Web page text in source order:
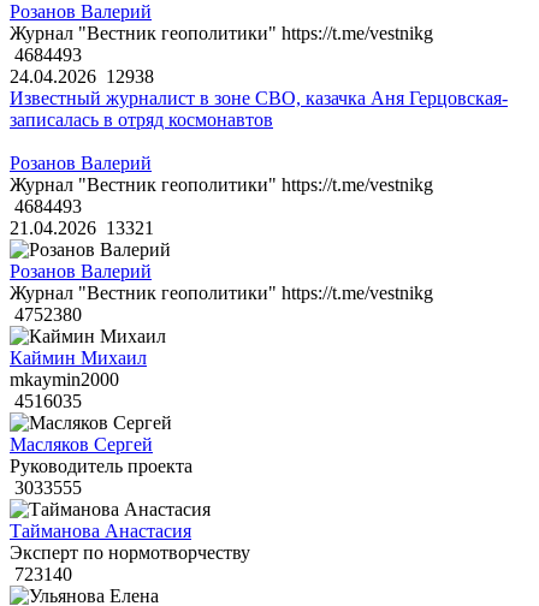
Розанов Валерий
Журнал "Вестник геополитики" https://t.me/vestnikg
4684493
24.04.2026 12938
Известный журналист в зоне СВО, казачка Аня Герцовская-
записалась в отряд космонавтов
Розанов Валерий
Журнал "Вестник геополитики" https://t.me/vestnikg
4684493
21.04.2026 13321
Розанов Валерий
Журнал "Вестник геополитики" https://t.me/vestnikg
4752380
Каймин Михаил
mkaymin2000
4516035
Масляков Сергей
Руководитель проекта
3033555
Тайманова Анастасия
Эксперт по нормотворчеству
723140